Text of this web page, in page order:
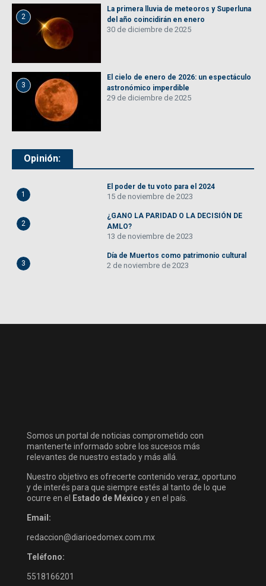
2
La primera lluvia de meteoros y Superluna
del año coincidirán en enero
30 de diciembre de 2025
3
El cielo de enero de 2026: un espectáculo
astronómico imperdible
29 de diciembre de 2025
Opinión:
1
El poder de tu voto para el 2024
15 de noviembre de 2023
2
¿GANO LA PARIDAD O LA DECISIÓN DE
AMLO?
13 de noviembre de 2023
3
Día de Muertos como patrimonio cultural
2 de noviembre de 2023
Somos un portal de noticias comprometido con
mantenerte informado sobre los sucesos más
relevantes de nuestro estado y más allá.
Nuestro objetivo es ofrecerte contenido veraz, oportuno
y de interés para que siempre estés al tanto de lo que
ocurre en el
Estado de México y en el país.
Email:
redaccion@diarioedomex.com.mx
Teléfono:
5518166201